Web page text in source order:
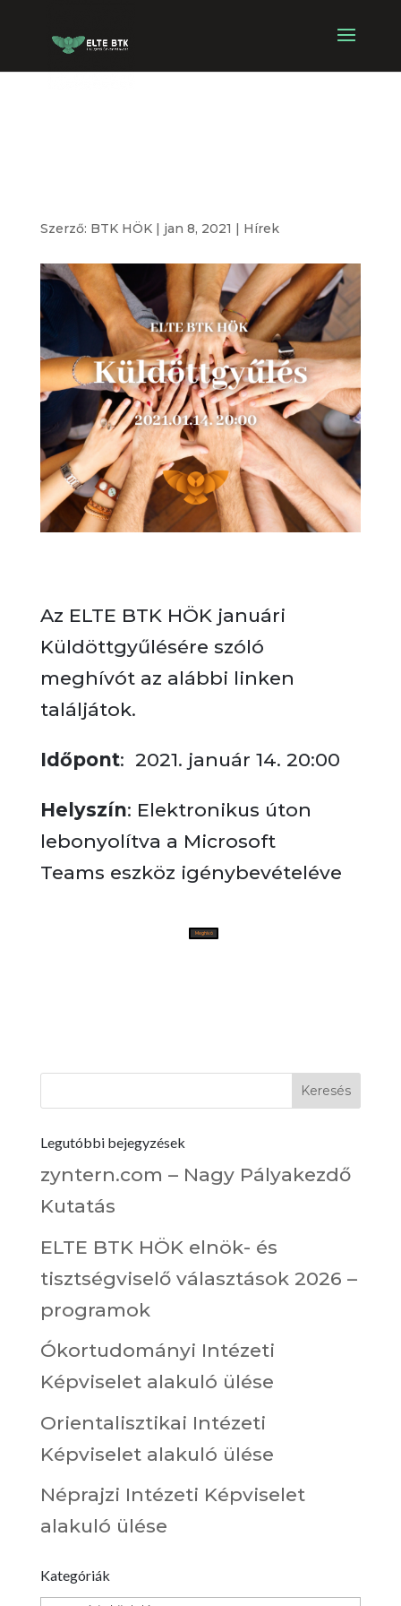
Szerző: BTK HÖK| jan 8, 2021 | Hírek
Az ELTE BTK HÖK januári
Küldöttgyűlésére szóló
meghívót az alábbi linken
találjátok.
Időpont: 2021. január 14. 20:00
Helyszín: Elektronikus úton
lebonyolítva a Microsoft
Teams eszköz igénybevételéve
Meghívó
Legutóbbi bejegyzések
zyntern.com – Nagy Pályakezdő
Kutatás
ELTE BTK HÖK elnök- és
tisztségviselő választások 2026 –
programok
Ókortudományi Intézeti
Képviselet alakuló ülése
Orientalisztikai Intézeti
Képviselet alakuló ülése
Néprajzi Intézeti Képviselet
alakuló ülése
Kategóriák